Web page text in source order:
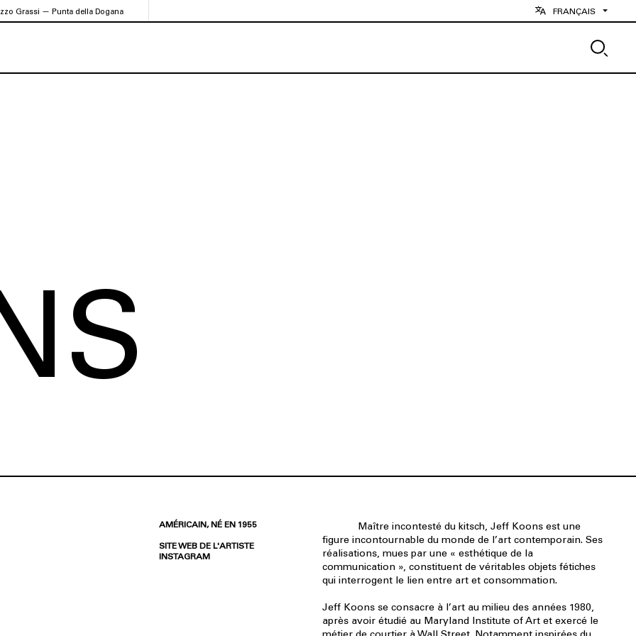
Grassi — Punta della Dogana FRANÇAIS
AMÉRICAIN, NÉ EN 1955
SITE WEB DE L'ARTISTE
INSTAGRAM
Maître incontesté du kitsch, Jeff Koons est une
figure incontournable du monde de l’art contemporain. Ses
réalisations, mues par une « esthétique de la
communication », constituent de véritables objets fétiches
qui interrogent le lien entre art et consommation.
Jeff Koons se consacre à l’art au milieu des années 1980,
après avoir étudié au Maryland Institute of Art et exercé le